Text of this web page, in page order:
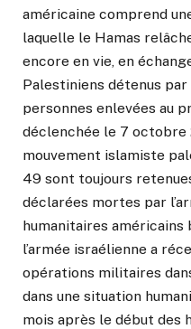
américaine comprend
laquelle le Hamas
encore en vie, en
Palestiniens détenus par
personnes enlevées au
déclenchée le 7 octobre
mouvement islamiste
49 sont toujours
déclarées mortes par
humanitaires américains
l’armée israélienne a
opérations militaires
dans une situation
mois après le début des